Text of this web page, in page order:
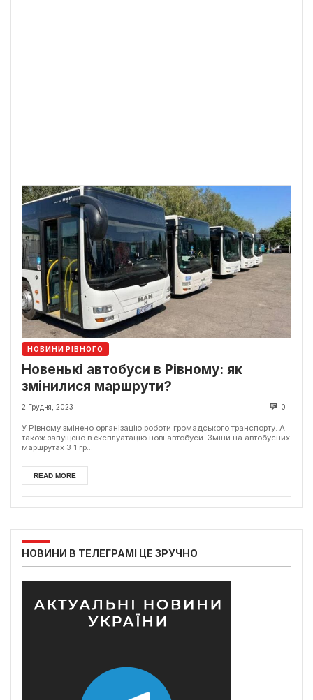
НОВИНИ РІВНОГО
Новенькі автобуси в Рівному: як
змінилися маршрути?
2 Грудня, 2023 0
У Рівному змінено організацію роботи громадського транспорту. А
також запущено в експлуатацію нові автобуси. Зміни на автобусних
маршрутах З 1 гр...
READ MORE
НОВИНИ В ТЕЛЕГРАМІ ЦЕ ЗРУЧНО